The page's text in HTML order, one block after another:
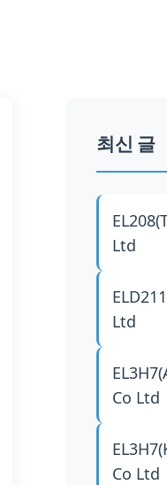
최신 글
Ltd
Ltd
Co Ltd
Co Ltd